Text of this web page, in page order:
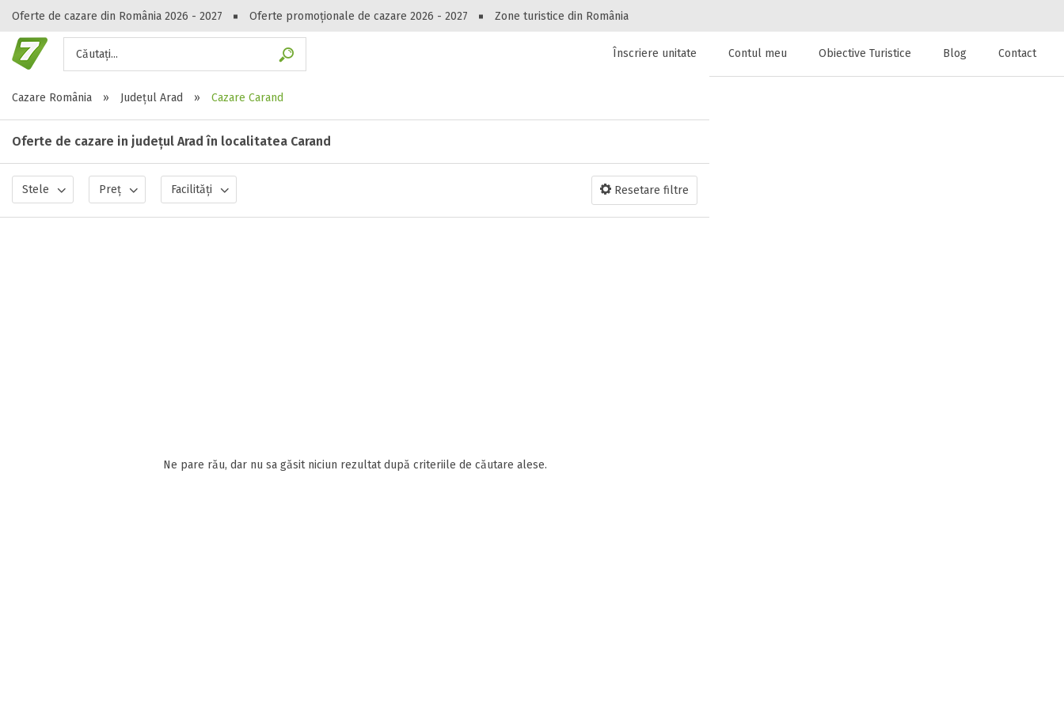
Oferte de cazare din România 2026 - 2027 Oferte promoționale de cazare 2026 - 2027 Zone turistice din România
Căutați...
Peste 10549 oferte de cazare!
Gasești hoteluri, pensiuni, vile, apartamente sau alte unitați de cazare la
Înscriere unitate Contul meu Obiective Turistice Blog Contact
Cazare România
» Județul Arad » Cazare Carand
Oferte de cazare in județul Arad în localitatea Carand
Stele Preț Facilități Resetare filtre
Ne pare rău, dar nu sa găsit niciun rezultat după criteriile de căutare alese.